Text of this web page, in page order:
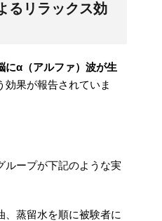
るリラックス効
にα（アルファ）波が生
効果が報告されていま
ループが下記のような実
、蒸留水を順に被験者に